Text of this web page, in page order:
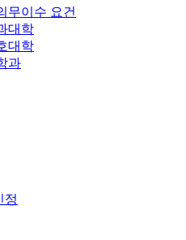
무이수 요건
대학
대학
과
정